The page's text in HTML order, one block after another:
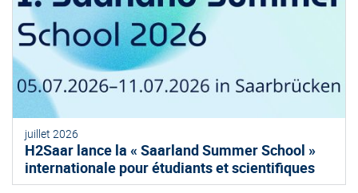
juillet 2026
H2Saar lance la « Saarland Summer School »
internationale pour étudiants et scientifiques